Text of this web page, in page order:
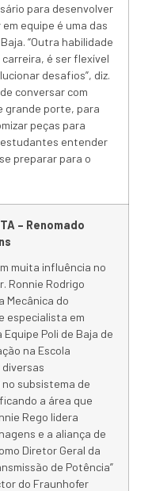
para desenvolver
equipe é uma das
Baja. “Outra habilidade
é ser flexível
desafios”, diz.
conversar com
grande porte, para
peças para
entender
preparar para o
– Renomado
muita influência no
Ronnie Rodrigo
Mecânica do
especialista em
Equipe Poli de Baja de
na Escola
diversas
subsistema de
a área que
Rego lidera
e a aliança de
Diretor Geral da
de Potência”
do Fraunhofer